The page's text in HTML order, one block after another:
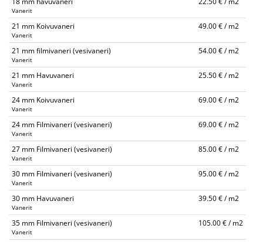
Vanerit
21 mm Koivuvaneri
Vanerit
49.00 € / m2
21 mm filmivaneri (vesivaneri)
Vanerit
54.00 € / m2
21 mm Havuvaneri
Vanerit
25.50 € / m2
24 mm Koivuvaneri
Vanerit
69.00 € / m2
24 mm Filmivaneri (vesivaneri)
Vanerit
69.00 € / m2
27 mm Filmivaneri (vesivaneri)
Vanerit
85.00 € / m2
30 mm Filmivaneri (vesivaneri)
Vanerit
95.00 € / m2
30 mm Havuvaneri
Vanerit
39.50 € / m2
35 mm Filmivaneri (vesivaneri)
Vanerit
105.00 € / m2